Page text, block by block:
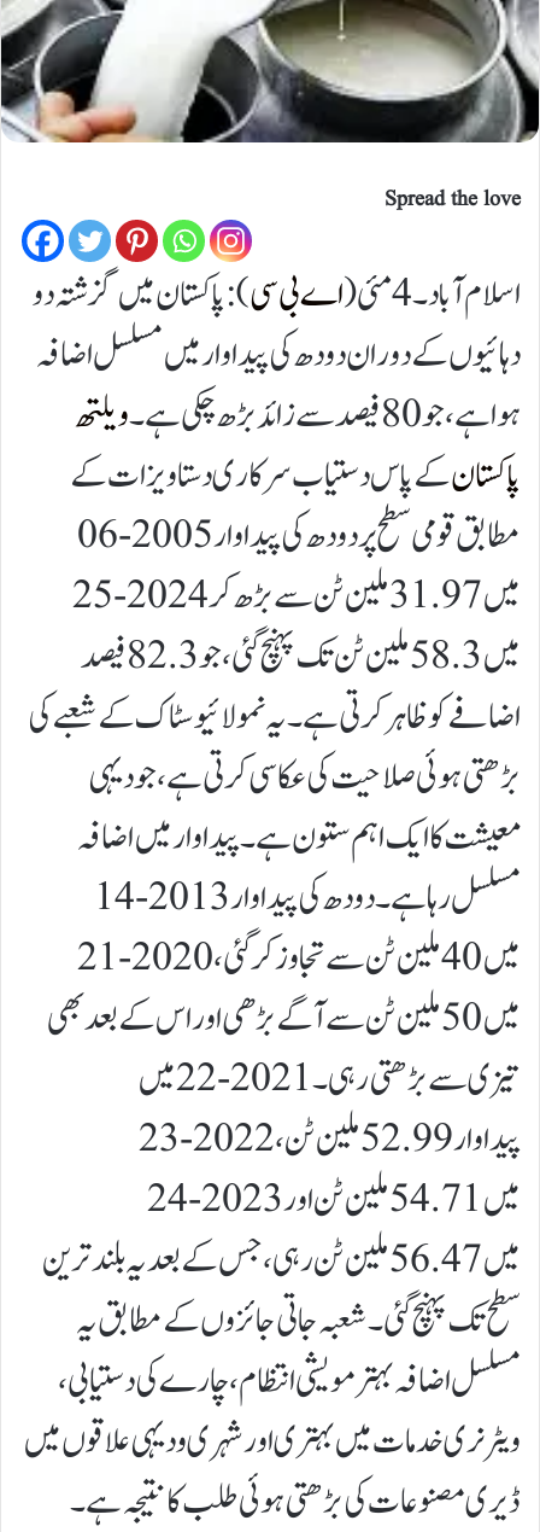
Spread the love
اسلام آباد۔4 مئی ( اے بی سی):پاکستان میں گزشتہ دو
دہائیوں کے دوران دودھ کی پیداوار میں مسلسل اضافہ
ہوا ہے، جو 80 فیصد سے زائد بڑھ چکی ہے۔
ویلتھ
پاکستانکے پاس دستیاب سرکاری دستاویزات کے
مطابق قومی سطح پر دودھ کی پیداوار 2005-06
میں 31.97 ملین ٹن سے بڑھ کر2024-25
میں 58.3 ملین ٹن تک پہنچ گئی، جو 82.3 فیصد
اضافے کو ظاہر کرتی ہے۔ یہ نمو لائیوسٹاک کے شعبے کی
بڑھتی ہوئی صلاحیت کی عکاسی کرتی ہے، جو دیہی
معیشت کا ایک اہم ستون ہے۔پیداوار میں اضافہ
مسلسل رہا ہے۔ دودھ کی پیداوار 2013-14
میں 40 ملین ٹن سے تجاوز کر گئی، 2020-21
میں 50 ملین ٹن سے آگے بڑھی اور اس کے بعد بھی
تیزی سے بڑھتی رہی۔ 2021-22 میں
پیداوار 52.99 ملین ٹن، 2022-23
میں 54.71 ملین ٹن اور 2023-24
میں 56.47 ملین ٹن رہی، جس کے بعد یہ بلند ترین
سطح تک پہنچ گئی۔شعبہ جاتی جائزوں کے مطابق یہ
مسلسل اضافہ بہتر مویشی انتظام، چارے کی دستیابی،
ویٹرنری خدمات میں بہتری اور شہری و دیہی علاقوں میں
ڈیری مصنوعات کی بڑھتی ہوئی طلب کا نتیجہ ہے۔